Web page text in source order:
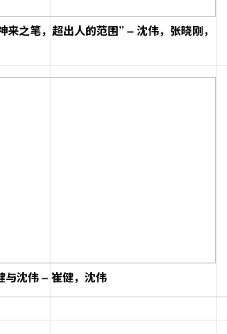
之笔，超出人的范围” – 沈伟，张晓刚，
与沈伟 – 崔健，沈伟